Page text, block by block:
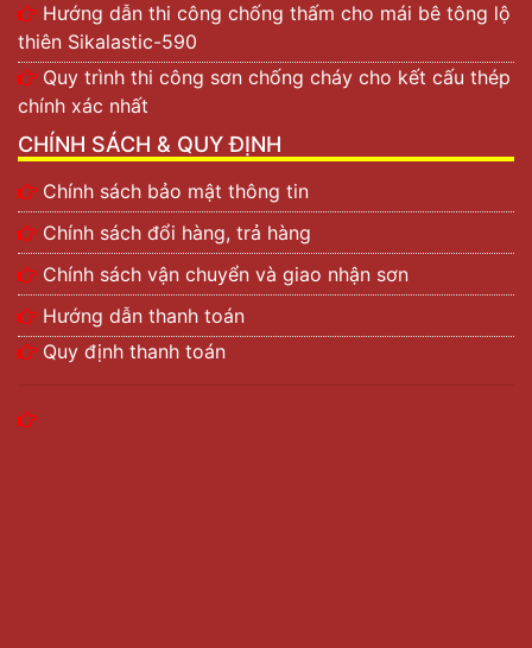
Hướng dẫn thi công chống thấm cho mái bê tông lộ
thiên Sikalastic-590
Quy trình thi công sơn chống cháy cho kết cấu thép
chính xác nhất
CHÍNH SÁCH & QUY ĐỊNH
Chính sách bảo mật thông tin
Chính sách đổi hàng, trả hàng
Chính sách vận chuyển và giao nhận sơn
Hướng dẫn thanh toán
Quy định thanh toán